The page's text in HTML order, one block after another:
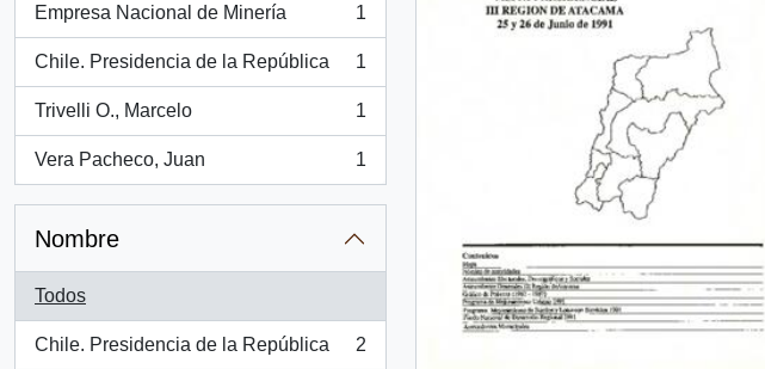
Empresa Nacional de Minería
, 1 resultados
1
Chile. Presidencia de la República
, 1 resultados
1
Trivelli O., Marcelo
, 1 resultados
1
Vera Pacheco, Juan
, 1 resultados
1
Nombre
Todos
Chile. Presidencia de la República
, 2 resultados
2